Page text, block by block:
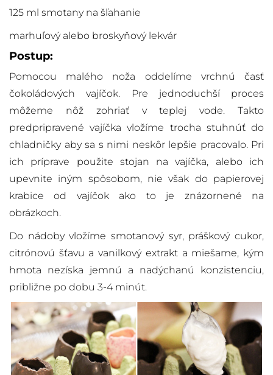
125 ml smotany na šľahanie
marhuľový alebo broskyňový lekvár
Postup:
Pomocou malého noža oddelíme vrchnú časť
čokoládových vajíčok. Pre jednoduchší proces
môžeme nôž zohriať v teplej vode. Takto
predpripravené vajíčka vložíme trocha stuhnúť do
chladničky aby sa s nimi neskôr lepšie pracovalo. Pri
ich príprave použite stojan na vajíčka, alebo ich
upevnite iným spôsobom, nie však do papierovej
krabice od vajíčok ako to je znázornené na
obrázkoch.
Do nádoby vložíme smotanový syr, práškový cukor,
citrónovú šťavu a vanilkový extrakt a miešame, kým
hmota nezíska jemnú a nadýchanú konzistenciu,
približne po dobu 3-4 minút.